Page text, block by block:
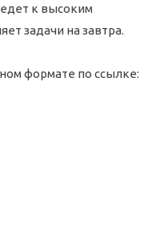
к высоким
задачи на завтра.
формате по ссылке: